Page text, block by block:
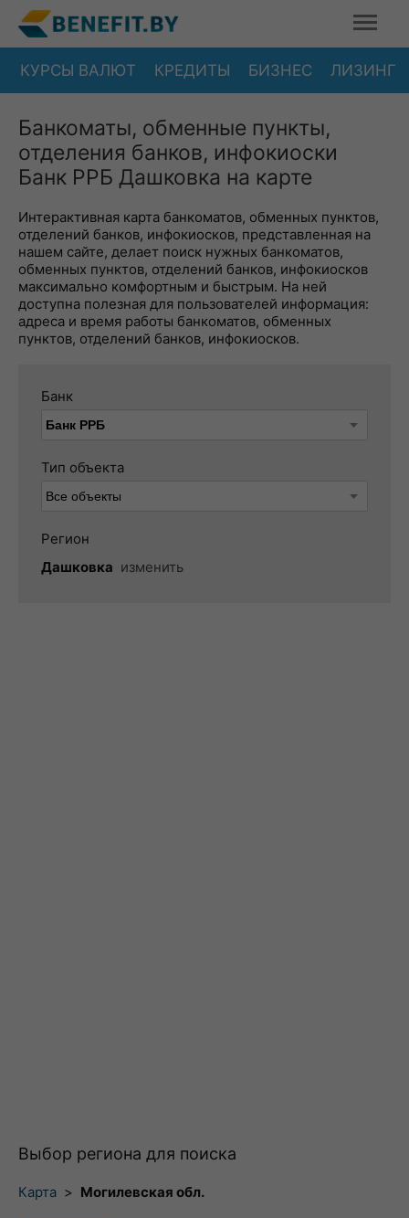
КУРСЫ ВАЛЮТ КРЕДИТЫ БИЗНЕС ЛИЗИНГ
Банкоматы, обменные пункты,
отделения банков, инфокиоски
Банк РРБ Дашковка на карте
Интерактивная карта банкоматов, обменных пунктов,
отделений банков, инфокиосков, представленная на
нашем сайте, делает поиск нужных банкоматов,
обменных пунктов, отделений банков, инфокиосков
максимально комфортным и быстрым. На ней
доступна полезная для пользователей информация:
адреса и время работы банкоматов, обменных
пунктов, отделений банков, инфокиосков.
Банк
Тип объекта
Регион
Дашковка изменить
Выбор региона для поиска
Карта > Могилевская обл.